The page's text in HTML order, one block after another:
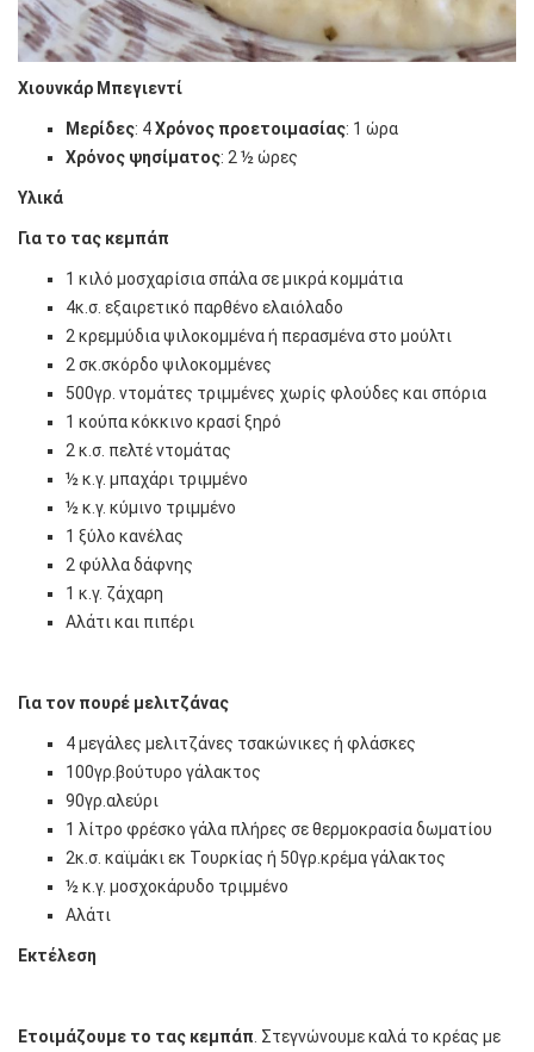
Χιουνκάρ Μπεγιεντί
Μερίδες: 4Χρόνος προετοιμασίας: 1 ώρα
Χρόνος ψησίματος: 2 ½ ώρες
Υλικά
Για το τας κεμπάπ
1 κιλό μοσχαρίσια σπάλα σε μικρά κομμάτια
4κ.σ. εξαιρετικό παρθένο ελαιόλαδο
2 κρεμμύδια ψιλοκομμένα ή περασμένα στο μούλτι
2 σκ.σκόρδο ψιλοκομμένες
500γρ. ντομάτες τριμμένες χωρίς φλούδες και σπόρια
1 κούπα κόκκινο κρασί ξηρό
2 κ.σ. πελτέ ντομάτας
½ κ.γ. μπαχάρι τριμμένο
½ κ.γ. κύμινο τριμμένο
1 ξύλο κανέλας
2 φύλλα δάφνης
1 κ.γ. ζάχαρη
Αλάτι και πιπέρι
Για τον πουρέ μελιτζάνας
4 μεγάλες μελιτζάνες τσακώνικες ή φλάσκες
100γρ.βούτυρο γάλακτος
90γρ.αλεύρι
1 λίτρο φρέσκο γάλα πλήρες σε θερμοκρασία δωματίου
2κ.σ. καϊμάκι εκ Τουρκίας ή 50γρ.κρέμα γάλακτος
½ κ.γ. μοσχοκάρυδο τριμμένο
Αλάτι
Εκτέλεση
Ετοιμάζουμε το τας κεμπάπ . Στεγνώνουμε καλά το κρέας με